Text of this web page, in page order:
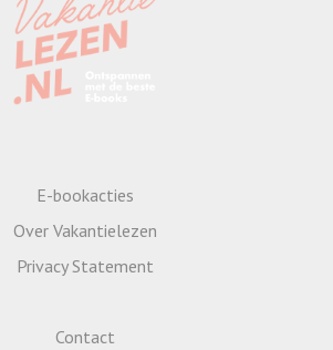
E-bookacties
Over Vakantielezen
Privacy Statement
Contact